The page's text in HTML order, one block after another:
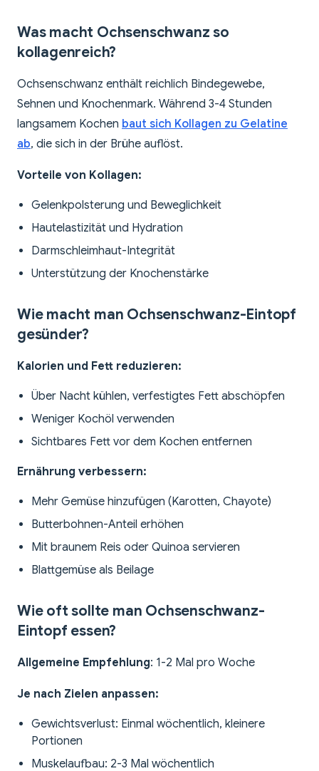
Was macht Ochsenschwanz so
kollagenreich?
Ochsenschwanz enthält reichlich Bindegewebe,
Sehnen und Knochenmark. Während 3-4 Stunden
langsamem Kochen baut sich Kollagen zu Gelatine
ab, die sich in der Brühe auflöst.
Vorteile von Kollagen:
Gelenkpolsterung und Beweglichkeit
Hautelastizität und Hydration
Darmschleimhaut-Integrität
Unterstützung der Knochenstärke
Wie macht man Ochsenschwanz-Eintopf
gesünder?
Kalorien und Fett reduzieren:
Über Nacht kühlen, verfestigtes Fett abschöpfen
Weniger Kochöl verwenden
Sichtbares Fett vor dem Kochen entfernen
Ernährung verbessern:
Mehr Gemüse hinzufügen (Karotten, Chayote)
Butterbohnen-Anteil erhöhen
Mit braunem Reis oder Quinoa servieren
Blattgemüse als Beilage
Wie oft sollte man Ochsenschwanz-
Eintopf essen?
Allgemeine Empfehlung: 1-2 Mal pro Woche
Je nach Zielen anpassen:
Gewichtsverlust: Einmal wöchentlich, kleinere
Portionen
Muskelaufbau: 2-3 Mal wöchentlich